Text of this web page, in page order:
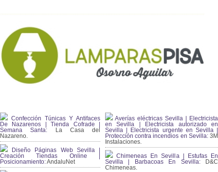
Confección Túnicas Y Antifaces
De Nazarenos | Tienda Cofrade |
Semana Santa: La Casa del
Nazareno.
Diseño Páginas Web Sevilla |
Creación Tiendas Online |
Posicionamiento:AndaluNet
Averías eléctricas Sevilla | Electricista
en Sevilla | Electricista autorizado en
Sevilla | Electricista urgente en Sevilla |
Protección contra incendios en Sevilla:3M
Instalaciones.
Chimeneas En Sevilla | Estufas En
Sevilla | Barbacoas En Sevilla:D&C
Chimeneas.